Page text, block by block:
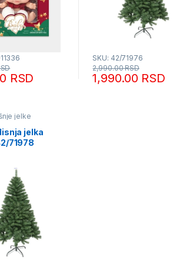
RSD
SKU: 42/71976
1,990.00 RSD
2,990.00RSD
jelke
jelka
71978